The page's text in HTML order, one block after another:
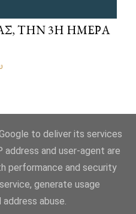
ΤΗΝ 3Η ΗΜΈΡΑ
Blogger
to deliver its services
address and user-agent are
performance and security
generate usage
abuse.